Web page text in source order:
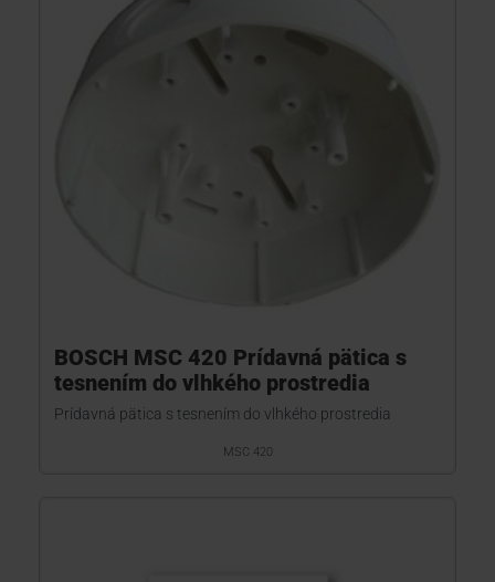
BOSCH MSC 420 Prídavná pätica s
tesnením do vlhkého prostredia
Prídavná pätica s tesnením do vlhkého prostredia
MSC 420